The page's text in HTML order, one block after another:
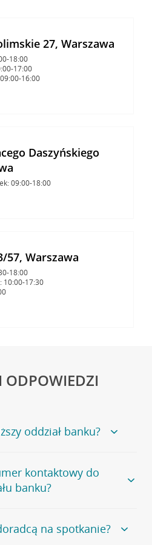
27, Warszawa
18:00
17:00
16:00
Daszyńskiego
09:00-18:00
57, Warszawa
18:00
10:00-17:30
ODPOWIEDZI
oddział banku?
banku, zapraszamy na
, na której znajduje się
kontaktowy do
banku?
ogólnego numeru
na spotkanie?